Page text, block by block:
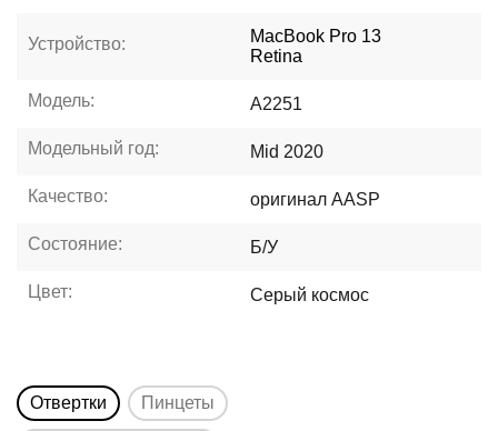
Устройство:
MacBook Pro 13
Retina
Модель: A2251
Модельный год: Mid 2020
Качество: оригинал AASP
Состояние: Б/У
Цвет: Серый космос
Отвертки Пинцеты